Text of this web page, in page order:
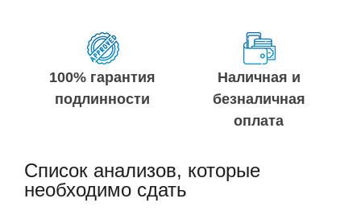
100% гарантия
подлинности
Наличная и
безналичная
оплата
Список анализов, которые
необходимо сдать